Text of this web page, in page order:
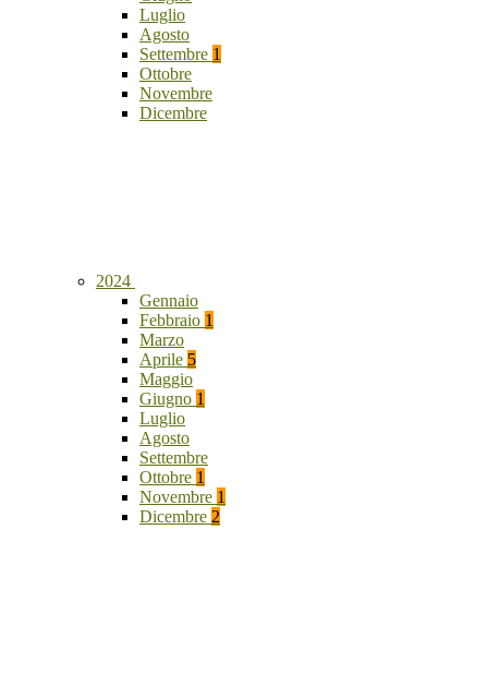
Luglio
Agosto
Settembre 1
Ottobre
Novembre
Dicembre
2024
Gennaio
Febbraio 1
Marzo
Aprile 5
Maggio
Giugno 1
Luglio
Agosto
Settembre
Ottobre 1
Novembre 1
Dicembre 2